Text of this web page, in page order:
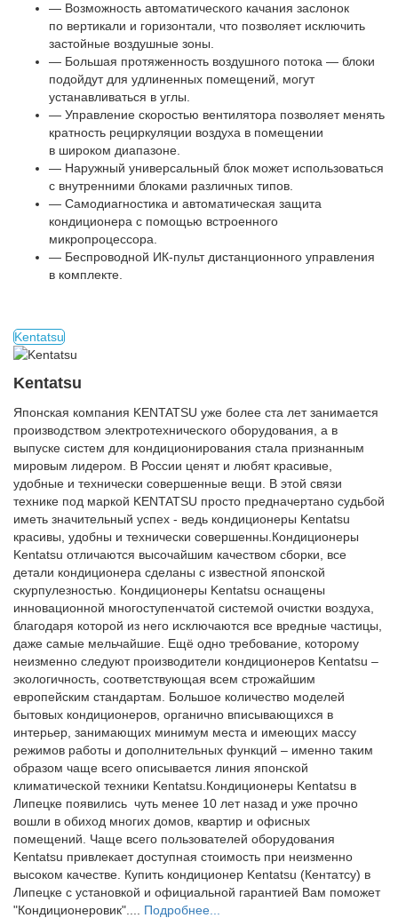
— Возможность автоматического качания заслонок
по вертикали и горизонтали что позволяет исключить
застойные воздушные зоны.
— Большая протяженность воздушного потока — блоки
подойдут для удлиненных помещений
могут
устанавливаться в углы.
— Управление скоростью вентилятора позволяет менять
кратность рециркуляции воздуха в помещении
в широком диапазоне.
— Наружный универсальный блок может использоваться
с внутренними блоками различных типов.
— Самодиагностика и автоматическая защита
кондиционера с помощью встроенного
микропроцессора.
— Беспроводной ИК-пультдистанционного управления
в комплекте.
Kentatsu
Kentatsu
Японская компания KENTATSU уже более ста лет занимается
производством электротехнического оборудования, а в
выпуске систем для кондиционирования стала признанным
мировым лидером. В России ценят и любят красивые,
удобные и технически совершенные вещи. В этой связи
технике под маркой KENTATSU просто предначертано судьбой
иметь значительный успех - ведь кондиционеры Kentatsu
красивы, удобны и технически совершенны.Кондиционеры
Kentatsu отличаются высочайшим качеством сборки, все
детали кондиционера сделаны с известной японской
скурпулезностью. Кондиционеры Kentatsu оснащены
инновационной многоступенчатой системой очистки воздуха,
благодаря которой из него исключаются все вредные частицы,
даже самые мельчайшие. Ещё одно требование, которому
неизменно следуют производители кондиционеров Kentatsu –
экологичность, соответствующая всем строжайшим
европейским стандартам. Большое количество моделей
бытовых кондиционеров, органично вписывающихся в
интерьер, занимающих минимум места и имеющих массу
режимов работы и дополнительных функций – именно таким
образом чаще всего описывается линия японской
климатической техники Kentatsu.Кондиционеры Kentatsu в
Липецке появились чуть менее 10 лет назад и уже прочно
вошли в обиход многих домов, квартир и офисных
помещений. Чаще всего пользователей оборудования
Kentatsu привлекает доступная стоимость при неизменно
высоком качестве. Купить кондиционер Kentatsu (Кентатсу) в
Липецке с установкой и официальной гарантией Вам поможет
"Кондиционеровик".... Подробнее...